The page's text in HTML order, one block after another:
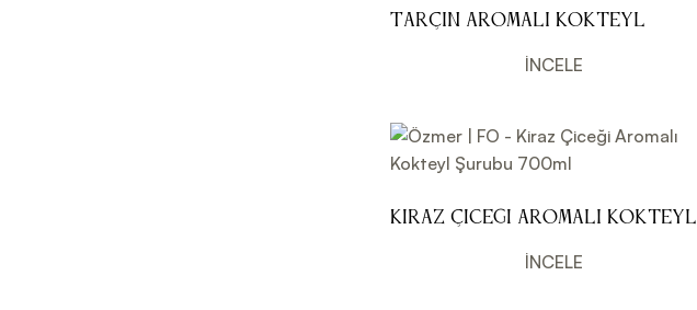
Tarçın Aromalı Kokteyl
İNCELE
Kiraz Çiceği Aromalı Kokteyl
İNCELE